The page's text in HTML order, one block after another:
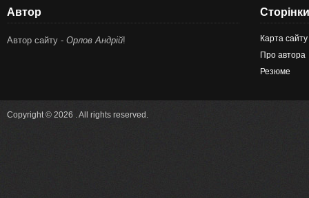
Автор
Автор сайту - Орлов Андрій!
Сторінки
Карта сайту
Про автора
Резюме
Copyright © 2026 . All rights reserved.